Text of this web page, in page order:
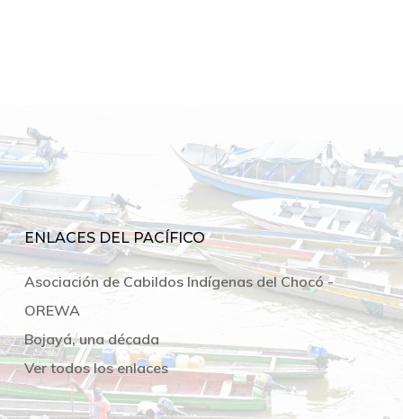
ENLACES DEL PACÍFICO
Asociación de Cabildos Indígenas del Chocó -
OREWA
Bojayá, una década
Ver todos los enlaces